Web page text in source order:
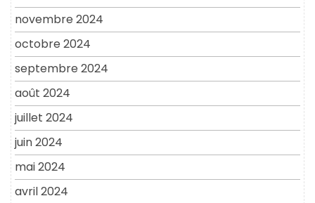
novembre 2024
octobre 2024
septembre 2024
août 2024
juillet 2024
juin 2024
mai 2024
avril 2024